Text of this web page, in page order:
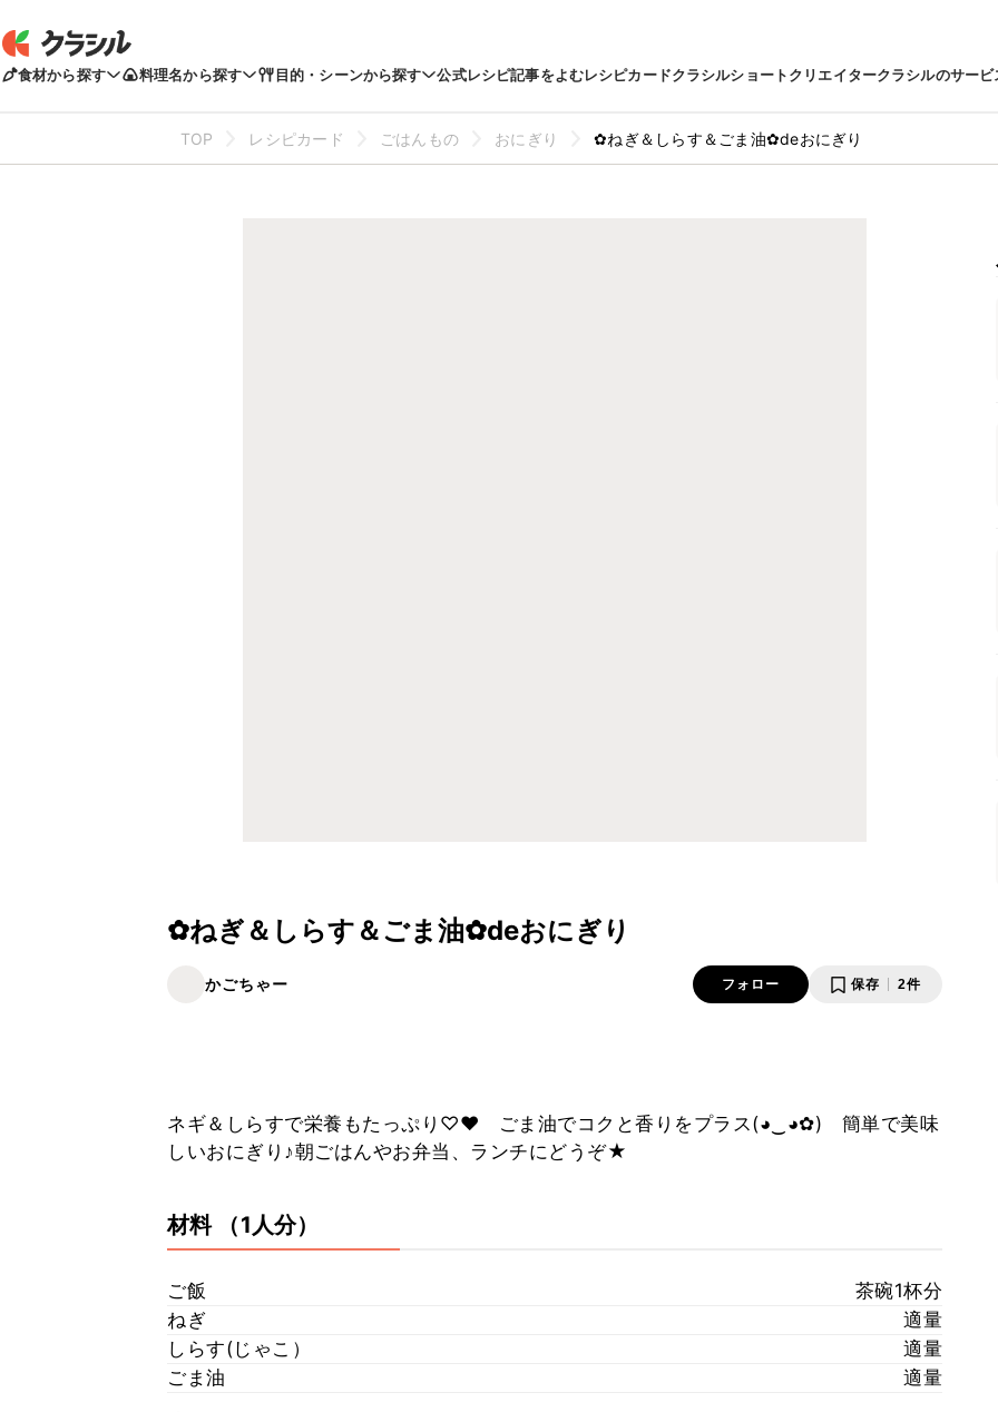
食材から探す 料理名から探す 目的・シーンから探す 公式レシピ記事をよむレシピカードクラシルショートクリエイタークラシルのサービ
TOP レシピカード ごはんもの おにぎり ✿ねぎ＆しらす＆ごま油✿deおにぎり
✿ねぎ＆しらす＆ごま油✿deおにぎり
かごちゃー フォロー 保存 2件
ネギ＆しらすで栄養もたっぷり♡♥ ごま油でコクと香りをプラス(◕‿◕✿) 簡単で美味
しいおにぎり♪朝ごはんやお弁当、ランチにどうぞ★
材料 （1人分）
ご飯
茶碗1杯分
ねぎ
適量
しらす(じゃこ）
適量
ごま油
適量